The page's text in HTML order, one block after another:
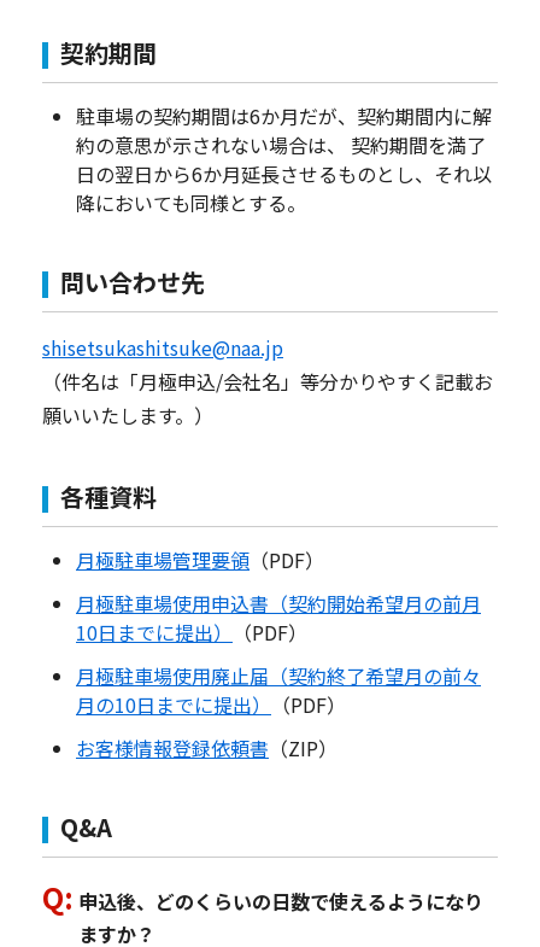
契約期間
駐車場の契約期間は6か月だが、契約期間内に解
約の意思が示されない場合は、 契約期間を満了
日の翌日から6か月延長させるものとし、それ以
降においても同様とする。
問い合わせ先
shisetsukashitsuke@naa.jp
（件名は「月極申込/会社名」等分かりやすく記載お
願いいたします。）
各種資料
月極駐車場管理要領 （PDF）
月極駐車場使用申込書（契約開始希望月の前月
10日までに提出）
（PDF）
月極駐車場使用廃止届（契約終了希望月の前々
月の10日までに提出）
（PDF）
お客様情報登録依頼書 （ZIP）
Q&A
申込後、どのくらいの日数で使えるようになり
ますか？